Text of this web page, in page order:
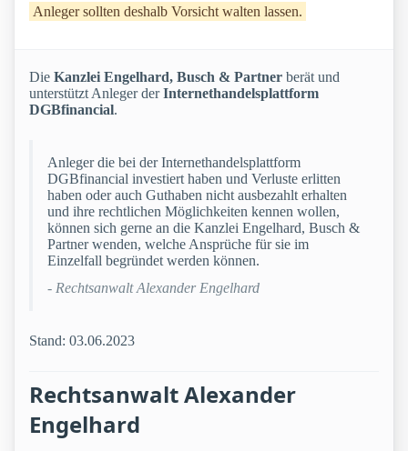
Anleger sollten deshalb Vorsicht walten lassen.
Die Kanzlei Engelhard, Busch & Partner berät und
unterstützt Anleger derInternethandelsplattform
DGBfinancial.
Anleger die bei der Internethandelsplattform
DGBfinancial investiert haben und Verluste erlitten
haben oder auch Guthaben nicht ausbezahlt erhalten
und ihre rechtlichen Möglichkeiten kennen wollen,
können sich gerne an die Kanzlei Engelhard, Busch &
Partner wenden, welche Ansprüche für sie im
Einzelfall begründet werden können.
- Rechtsanwalt Alexander Engelhard
Stand: 03.06.2023
Rechtsanwalt Alexander
Engelhard